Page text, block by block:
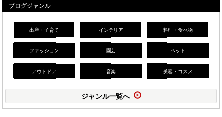
ブログジャンル
出産・子育て インテリア 料理・食べ物
ファッション 園芸 ペット
アウトドア 音楽 美容・コスメ
ジャンル一覧へ